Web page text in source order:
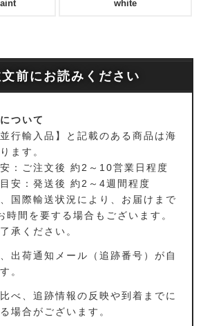
white
文前にお読みください
ついて
行輸入品】と記載のある商品は海
ます。
：ご注文後 約2～10営業日程度
安：発送後 約2～4週間程度
国際輸送状況により、お届けまで
時間を要する場合もございます。
承ください。
出荷通知メール（追跡番号）が自
。
べ、追跡情報の反映や到着までに
場合がございます。